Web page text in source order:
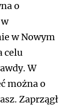
o
w Nowym
celu
W
można o
Zaprzągł